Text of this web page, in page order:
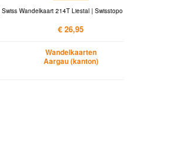
Wandelkaart 214T Liestal | Swisstopo
€ 26,95
Wandelkaarten
Aargau (kanton)